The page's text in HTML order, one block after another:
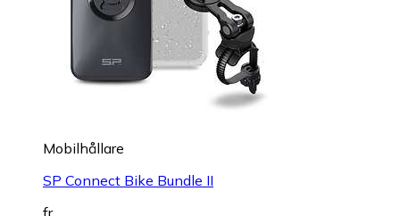
Mobilhållare
SP Connect Bike Bundle II
fr.